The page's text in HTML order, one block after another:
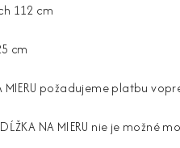
112 cm
cm
MIERU požadujeme platbu
NA MIERU nie je možné